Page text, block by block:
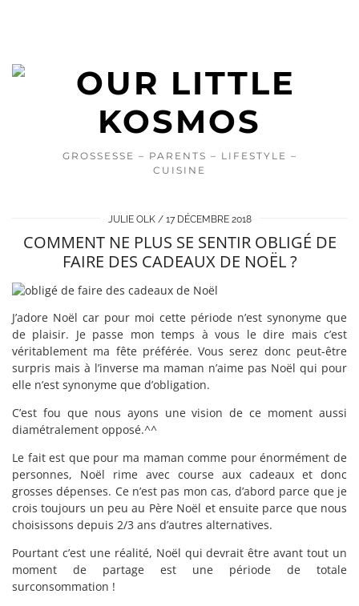
GROSSESSE – PARENTS – LIFESTYLE –
CUISINE
JULIE OLK 17 DÉCEMBRE 2018
COMMENT NE PLUS SE SENTIR OBLIGÉ DE
FAIRE DES CADEAUX DE NOËL ?
J’adore Noël car pour moi cette période n’est synonyme que
de plaisir. Je passe mon temps à vous le dire mais c’est
véritablement ma fête préférée. Vous serez donc peut-être
surpris mais à l’inverse ma maman n’aime pas Noël qui pour
elle n’est synonyme que d’obligation.
C’est fou que nous ayons une vision de ce moment aussi
diamétralement opposé.^^
Le fait est que pour ma maman comme pour énormément de
personnes, Noël rime avec course aux cadeaux et donc
grosses dépenses. Ce n’est pas mon cas, d’abord parce que je
crois toujours un peu au Père Noël et ensuite parce que nous
choisissons depuis 2/3 ans d’autres alternatives.
Pourtant c’est une réalité, Noël qui devrait être avant tout un
moment de partage est une période de totale
surconsommation !